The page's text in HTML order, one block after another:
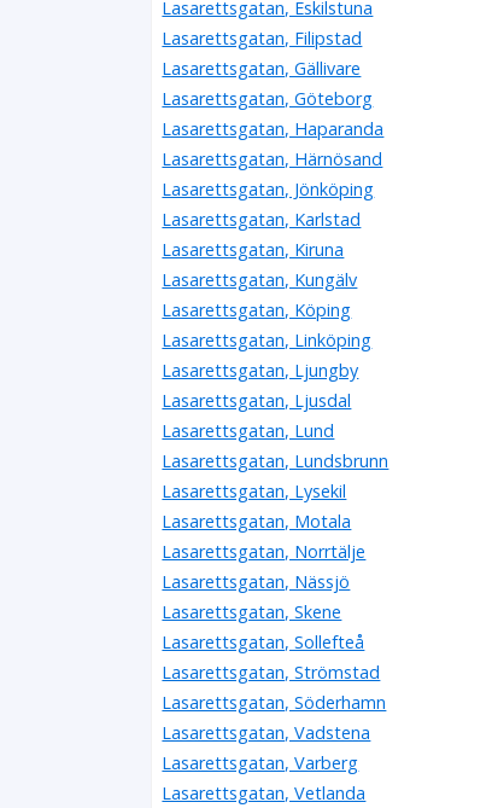
Lasarettsgatan, Eskilstuna
Lasarettsgatan, Filipstad
Lasarettsgatan, Gällivare
Lasarettsgatan, Göteborg
Lasarettsgatan, Haparanda
Lasarettsgatan, Härnösand
Lasarettsgatan, Jönköping
Lasarettsgatan, Karlstad
Lasarettsgatan, Kiruna
Lasarettsgatan, Kungälv
Lasarettsgatan, Köping
Lasarettsgatan, Linköping
Lasarettsgatan, Ljungby
Lasarettsgatan, Ljusdal
Lasarettsgatan, Lund
Lasarettsgatan, Lundsbrunn
Lasarettsgatan, Lysekil
Lasarettsgatan, Motala
Lasarettsgatan, Norrtälje
Lasarettsgatan, Nässjö
Lasarettsgatan, Skene
Lasarettsgatan, Sollefteå
Lasarettsgatan, Strömstad
Lasarettsgatan, Söderhamn
Lasarettsgatan, Vadstena
Lasarettsgatan, Varberg
Lasarettsgatan, Vetlanda